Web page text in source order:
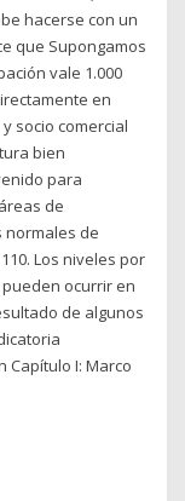
hacerse con un
que Supongamos
vale 1.000
en
socio comercial
bien
para
de
normales de
Los niveles por
ocurrir en
de algunos
Capítulo I: Marco